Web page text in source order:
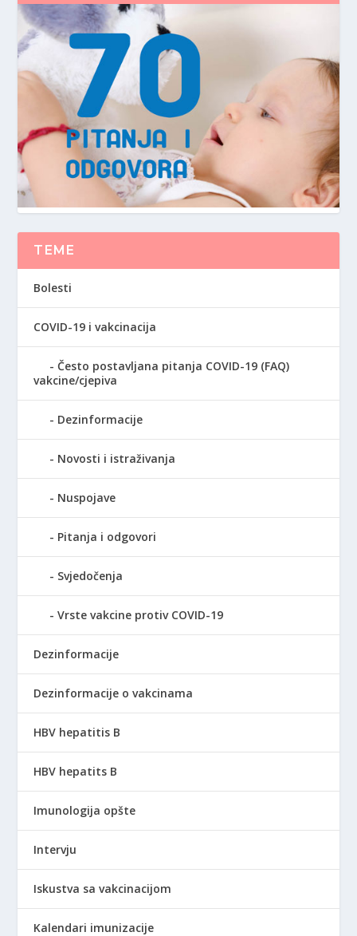
TEME
Bolesti
COVID-19 i vakcinacija
Često postavljana pitanja COVID-19 (FAQ)
vakcine/cjepiva
Dezinformacije
Novosti i istraživanja
Nuspojave
Pitanja i odgovori
Svjedočenja
Vrste vakcine protiv COVID-19
Dezinformacije
Dezinformacije o vakcinama
HBV hepatitis B
HBV hepatits B
Imunologija opšte
Intervju
Iskustva sa vakcinacijom
Kalendari imunizacije